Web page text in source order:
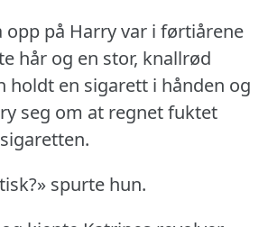
opp på Harry var i førtiårene
hår og en stor, knallrød
holdt en sigarett i hånden og
seg om at regnet fuktet
spurte hun.